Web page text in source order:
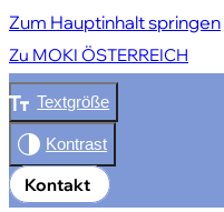
Zum Hauptinhalt springen
Zu MOKI ÖSTERREICH
Textgröße
Kontakt